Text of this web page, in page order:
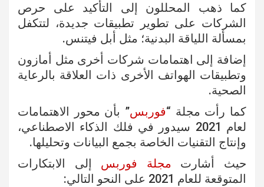
كما ذهب المحللون إلى التأكيد على حرص
الشركات على تطوير تطبيقات جديدة، لتتكفل
بمسألة اللياقة البدنية؛ مثل أبل فيتنس.
إضافة إلى اهتمامات شركات أخرى مثل أمازون
وتطبيقات الهواتف الأخرى ذات العلاقة بالرعاية
الصحية.
كما رأت مجلة “فوربس” بأن محور الاهتمامات
لعام 2021 سيدور في فلك الذكاء الاصطناعي،
وإنتاج التقنيات الخاصة بجمع البيانات وتحليلها.
حيث أشارت مجلة فوربس إلى الابتكارات
المتوقعة للعام 2021 على النحو التالي: